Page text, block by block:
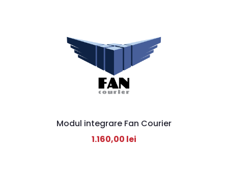
Modul integrare Fan Courier
1.160,00 lei